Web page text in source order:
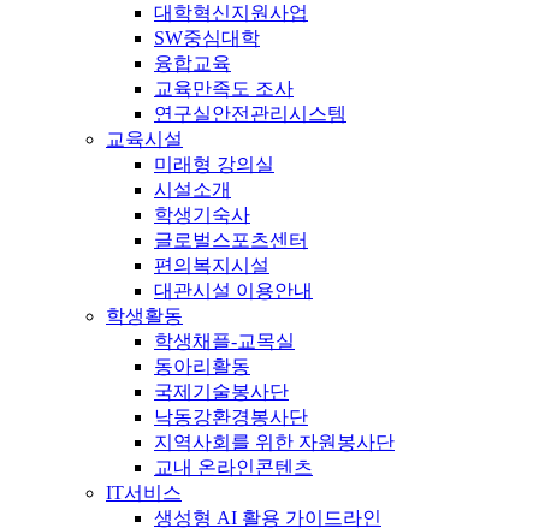
대학혁신지원사업
SW중심대학
융합교육
교육만족도 조사
연구실안전관리시스템
교육시설
미래형 강의실
시설소개
학생기숙사
글로벌스포츠센터
편의복지시설
대관시설 이용안내
학생활동
학생채플-교목실
동아리활동
국제기술봉사단
낙동강환경봉사단
지역사회를 위한 자원봉사단
교내 온라인콘텐츠
IT서비스
생성형 AI 활용 가이드라인